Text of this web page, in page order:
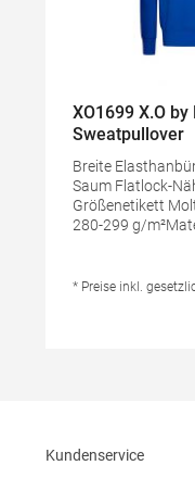
XO1699 X.O
Sweatpullover
Breite
Saum Flatlock-Nähte Neutrales
Größenetikett Molton-BrushedGrammatur:
280-299 g/
Grey: 62%
Viskose)Angaben
* Preise inkl.
Kundenservice